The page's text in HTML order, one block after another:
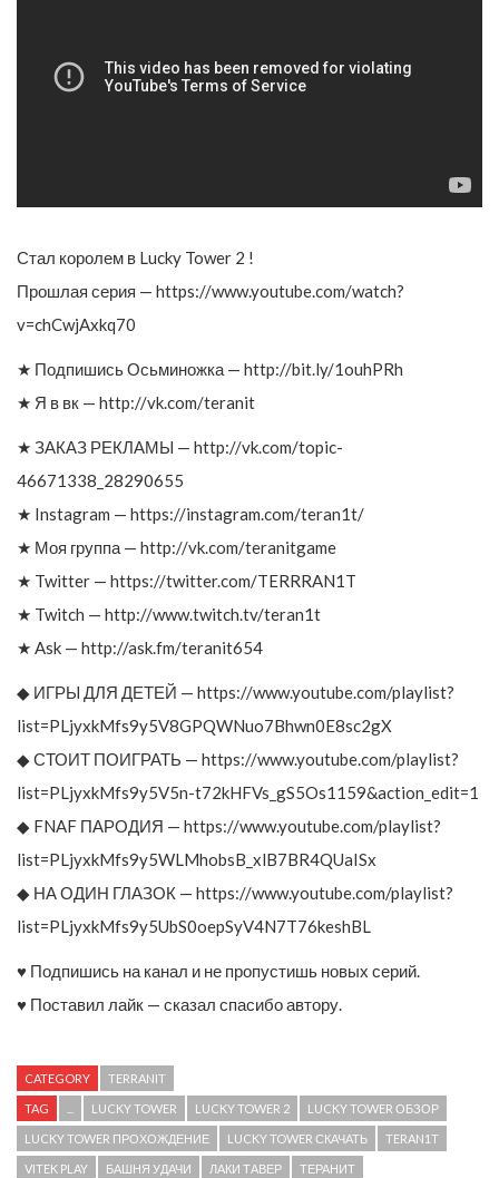
Стал королем в Lucky Tower 2 !
Прошлая серия — https://www.youtube.com/watch?
v=chCwjAxkq70
★ Подпишись Осьминожка — http://bit.ly/1ouhPRh
★ Я в вк — http://vk.com/teranit
★ ЗАКАЗ РЕКЛАМЫ — http://vk.com/topic-
46671338_28290655
★ Instagram — https://instagram.com/teran1t/
★ Моя группа — http://vk.com/teranitgame
★ Twitter — https://twitter.com/TERRRAN1T
★ Twitch — http://www.twitch.tv/teran1t
★ Ask — http://ask.fm/teranit654
◆ ИГРЫ ДЛЯ ДЕТЕЙ — https://www.youtube.com/playlist?
list=PLjyxkMfs9y5V8GPQWNuo7Bhwn0E8sc2gX
◆ СТОИТ ПОИГРАТЬ — https://www.youtube.com/playlist?
list=PLjyxkMfs9y5V5n-t72kHFVs_gS5Os1159&action_edit=1
◆ FNAF ПАРОДИЯ — https://www.youtube.com/playlist?
list=PLjyxkMfs9y5WLMhobsB_xlB7BR4QUaISx
◆ НА ОДИН ГЛАЗОК — https://www.youtube.com/playlist?
list=PLjyxkMfs9y5UbS0oepSyV4N7T76keshBL
♥ Подпишись на канал и не пропустишь новых серий.
♥ Поставил лайк — сказал спасибо автору.
CATEGORY TERRANIT
TAG LUCKY TOWER LUCKY TOWER 2 LUCKY TOWER ОБЗОР
LUCKY TOWER ПРОХОЖДЕНИЕ LUCKY TOWER СКАЧАТЬ TERAN1T
VITEK PLAY БАШНЯ УДАЧИ ЛАКИ ТАВЕР ТЕРАНИТ